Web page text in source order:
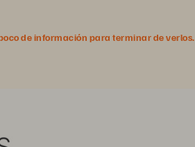
de información para terminar de verlos.